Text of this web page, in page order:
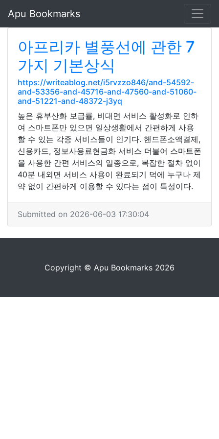
Apu Bookmarks
아프리카 별풍선에 관한 7
가지 기본상식
https://writeablog.net/i5rvzzo846/and-54592-
and-53356-and-45716-and-47560-and-51060-
and-51221-and-48372-j3yq
높은 휴부산화 보급률, 비대면 서비스 활성화로 인하
여 스마트폰만 있으면 일상생활에서 간편하게 사용
할 수 있는 각종 서비스들이 인기다. 핸드폰소액결제,
신용카드, 정보사용료현금화 서비스 더불어 스마트폰
을 사용한 간편 서비스의 일종으로, 복잡한 절차 없이
40분 내외면 서비스 사용이 완료되기 덕에 누구나 제
약 없이 간편하게 이용할 수 있다는 점이 특성이다.
Submitted on 2026-06-03 17:30:04
Copyright © Apu Bookmarks 2026